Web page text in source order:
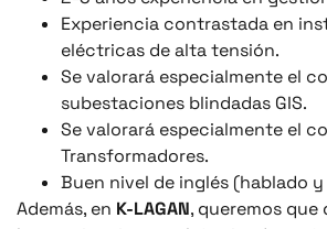
Experiencia contrastada en
eléctricas de alta tensión.
Se valorará especialmente el
subestaciones blindadas GIS.
Se valorará especialmente el
Transformadores.
Buen nivel de inglés (hablado
Además, en K-LAGAN, queremos